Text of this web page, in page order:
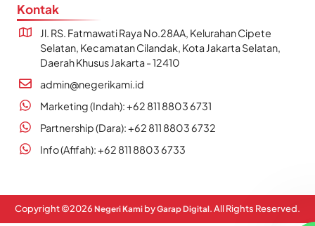
Kontak
Jl. RS. Fatmawati Raya No.28AA, Kelurahan Cipete
Selatan, Kecamatan Cilandak, Kota Jakarta Selatan,
Daerah Khusus Jakarta - 12410
admin@negerikami.id
Marketing (Indah): +62 811 8803 6731
Partnership (Dara): +62 811 8803 6732
Info (Afifah): +62 811 8803 6733
Copyright ©2026 Negeri Kami byGarap Digital. All Rights Reserved.